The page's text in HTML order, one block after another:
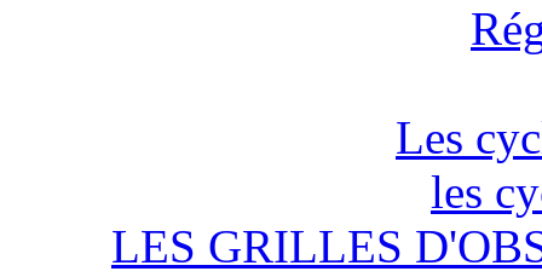
Les
les
LES GRILLES